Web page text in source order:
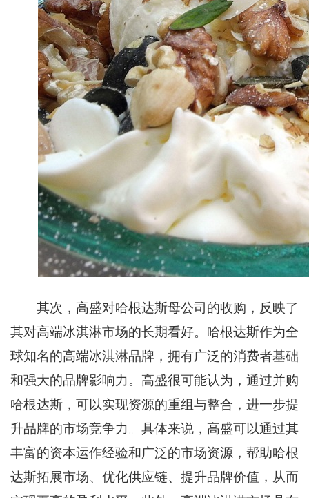
其次，高盛对哈根达斯母公司的收购，反映了
其对高端冰淇淋市场的长期看好。哈根达斯作为全
球知名的高端冰淇淋品牌，拥有广泛的消费者基础
和强大的品牌影响力。高盛很可能认为，通过并购
哈根达斯，可以实现资源的重组与整合，进一步提
升品牌的市场竞争力。具体来说，高盛可以通过其
丰富的资本运作经验和广泛的市场资源，帮助哈根
达斯拓展市场、优化供应链、提升品牌价值，从而